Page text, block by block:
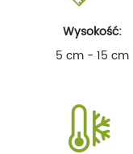
Wysokość:
5 cm - 15 cm